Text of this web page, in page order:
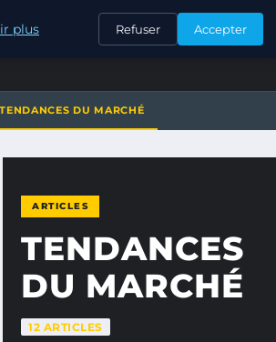
CONTACT
TENDANCES DU MARCHÉ
ARTICLES
TENDANCES
DU MARCHÉ
12 ARTICLES
plus Refuser Accepter